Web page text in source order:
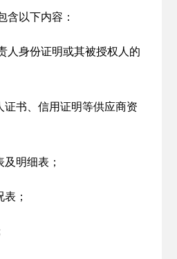
以下内容：
身份证明或其被授权人的
书、信用证明等供应商资
明细表；
；